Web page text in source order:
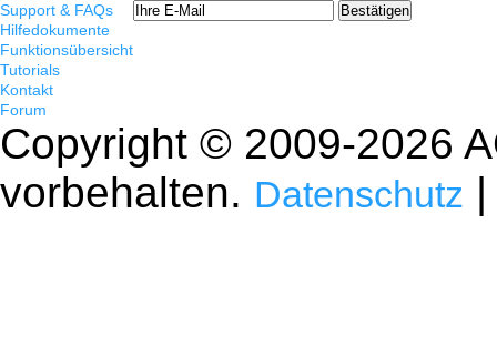
Support & FAQs
Hilfedokumente
Funktionsübersicht
Tutorials
Kontakt
Forum
Copyright © 2009-2026
vorbehalten. Datenschutz